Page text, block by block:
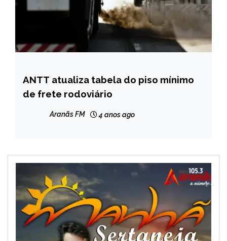
BRASIL
NOTÍCIAS
ANTT atualiza tabela do piso mínimo
de frete rodoviário
Aranãs FM 4 anos ago